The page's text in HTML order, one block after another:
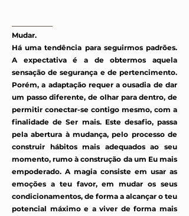
Mudar.
Há uma tendência para seguirmos padrões.
A expectativa é a de obtermos aquela
sensação de segurança e de pertencimento.
Porém, a adaptação requer a ousadia de dar
um passo diferente, de olhar para dentro, de
permitir conectar-se contigo mesmo, com a
finalidade de Ser mais. Este desafio, passa
pela abertura à mudança, pelo processo de
construir hábitos mais adequados ao seu
momento, rumo à construção da um Eu mais
empoderado. A magia consiste em usar as
emoções a teu favor, em mudar os seus
condicionamentos, de forma a alcançar o teu
potencial máximo e a viver de forma mais